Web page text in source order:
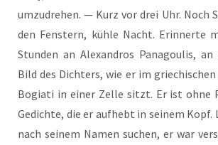
umzu­dre­hen. — Kurz vor drei Uhr. Noch
den Fens­tern, küh­le Nacht. Erin­ner­te
Stun­den an Alex­an­dros Pana­gou­lis,
Bild des Dich­ters, wie er im
Bogia­ti in einer Zel­le sitzt. Er ist ohne
Gedich­te, die er auf­hebt in sei­nem Kopf.
nach sei­nem Namen suchen, er war